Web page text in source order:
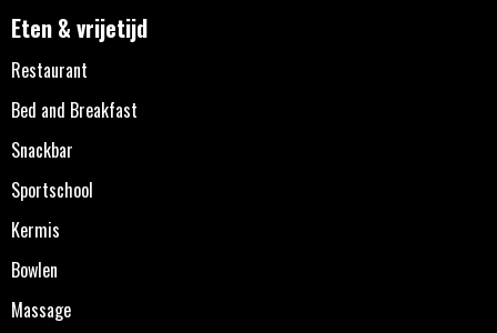
Eten & vrijetijd
Restaurant
Bed and Breakfast
Snackbar
Sportschool
Kermis
Bowlen
Massage